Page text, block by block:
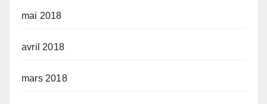
mai 2018
avril 2018
mars 2018